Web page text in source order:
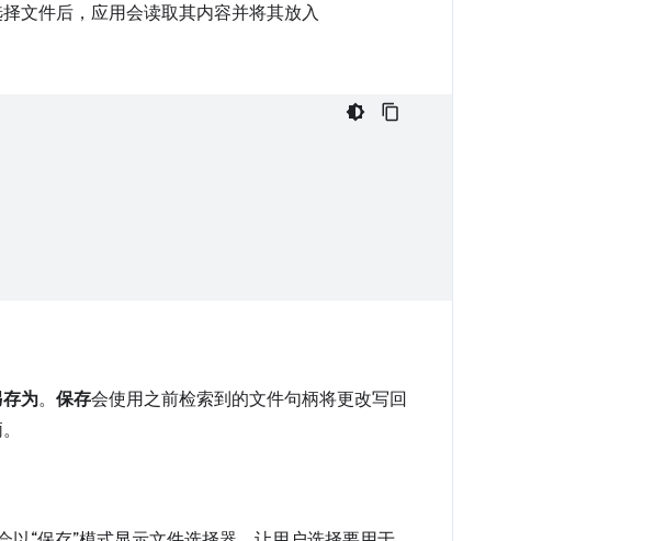
文件后，应用会读取其内容并将其放入
为。 保存会使用之前检索到的文件句柄将更改写回